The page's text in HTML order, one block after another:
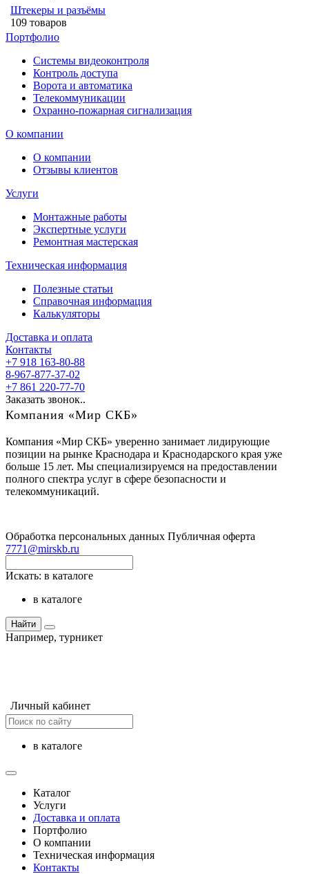
Штекеры и разъёмы
109 товаров
Портфолио
Системы видеоконтроля
Контроль доступа
Ворота и автоматика
Телекоммуникации
Охранно-пожарная сигнализация
О компании
О компании
Отзывы клиентов
Услуги
Монтажные работы
Экспертные услуги
Ремонтная мастерская
Техническая информация
Полезные статьи
Справочная информация
Калькуляторы
Доставка и оплата
Контакты
+7 918 163-80-88
8-967-877-37-02
+7 861 220-77-70
Заказать звонок..
Компания «Мир СКБ»
Компания «Мир СКБ» уверенно занимает лидирующие
позиции на рынке Краснодара и Краснодарского края уже
больше 15 лет. Мы специализируемся на предоставлении
полного спектра услуг в сфере безопасности и
телекоммуникаций.
Обработка персональных данных Публичная оферта
7771@mirskb.ru
Искать: в каталоге
в каталоге
Найти
Например, турникет
Личный кабинет
в каталоге
Каталог
Услуги
Доставка и оплата
Портфолио
О компании
Техническая информация
Контакты